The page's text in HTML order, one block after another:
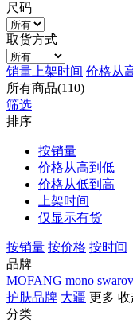
尺码
取货方式
销量 上架时间 价格从
所有商品(110)
筛选
排序
按销量
价格从高到低
价格从低到高
上架时间
仅显示有货
按销量 按价格 按时间
品牌
MOFANG mono
护肤品牌 大疆 更多 收
分类